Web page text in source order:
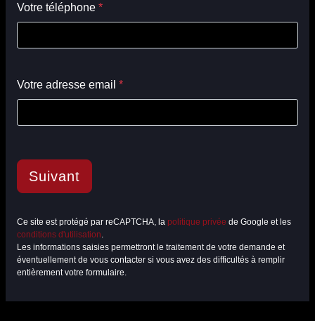
Votre téléphone *
Votre adresse email *
Suivant
Ce site est protégé par reCAPTCHA, la politique privée de Google et les
conditions d'utilisation.
Les informations saisies permettront le traitement de votre demande et
éventuellement de vous contacter si vous avez des difficultés à remplir
entièrement votre formulaire.